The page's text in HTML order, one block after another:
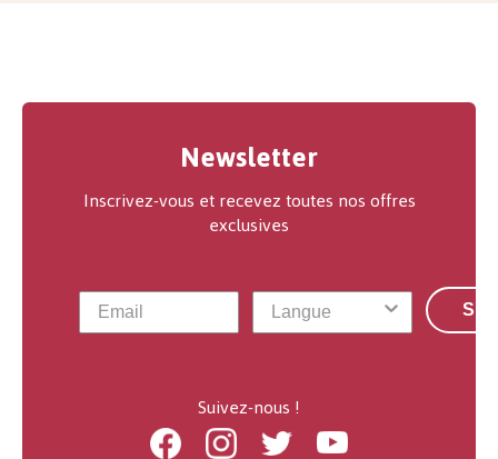
Newsletter
Inscrivez-vous et recevez toutes nos offres
exclusives
Suivez-nous !
FacebookInstagramTwitter Youtube